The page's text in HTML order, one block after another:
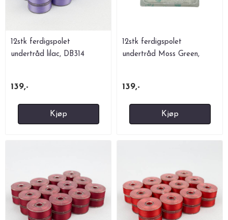
12stk ferdigspolet
undertråd lilac, DB314
139,-
Kjøp
12stk ferdigspolet
undertråd Moss Green,
139,-
Kjøp